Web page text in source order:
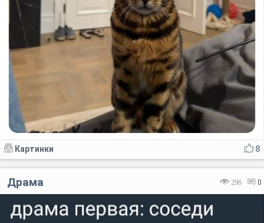
8
Картинки
296 0
Драма